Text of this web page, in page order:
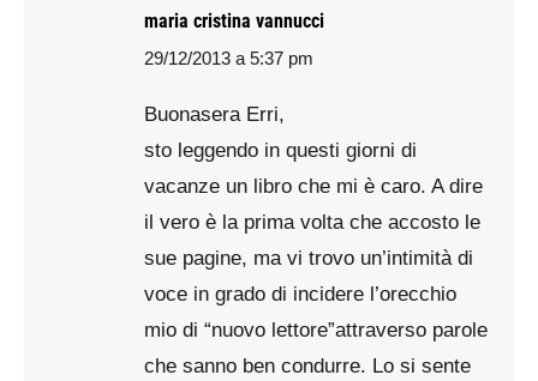
maria cristina vannucci
says:
29/12/2013 a 5:37 pm
Buonasera Erri,
sto leggendo in questi giorni di
vacanze un libro che mi è caro. A dire
il vero è la prima volta che accosto le
sue pagine, ma vi trovo un’intimità di
voce in grado di incidere l’orecchio
mio di “nuovo lettore”attraverso parole
che sanno ben condurre. Lo si sente